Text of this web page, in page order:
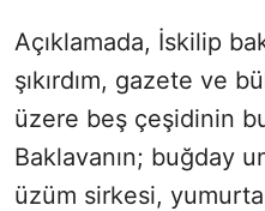
Açıklamada, İskilip
şıkırdım, gazete ve
üzere beş çeşidinin
Baklavanın; buğday
üzüm sirkesi,